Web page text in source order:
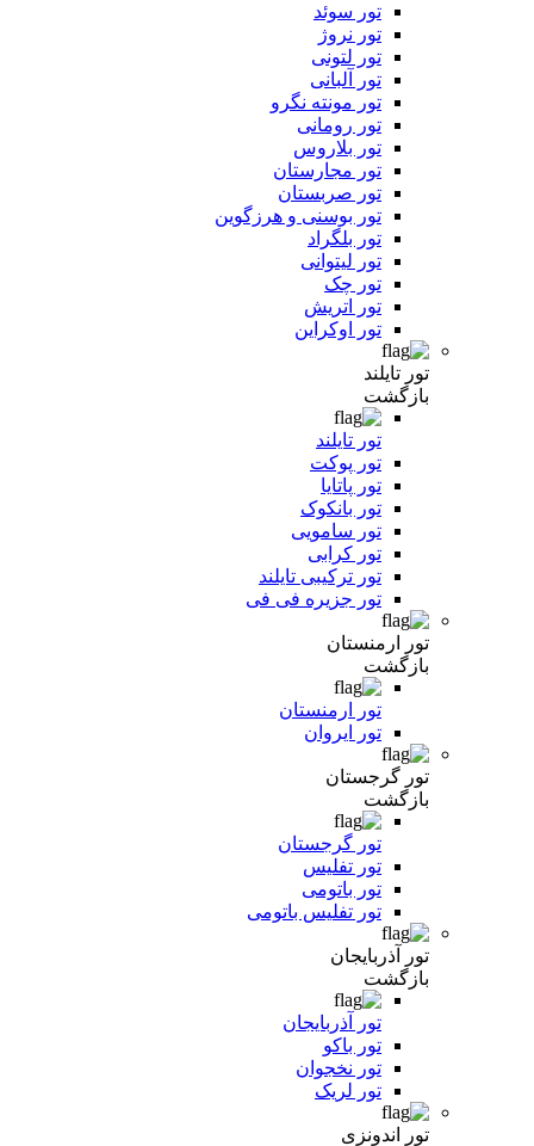
تور سوئد
تور نروژ
تور لتونی
تور آلبانی
تور مونته نگرو
تور رومانی
تور بلاروس
تور مجارستان
تور صربستان
تور بوسنی و هرزگوین
تور بلگراد
تور لیتوانی
تور چک
تور اتریش
تور اوکراین
تور تایلند
بازگشت
تور تایلند
تور پوکت
تور پاتایا
تور بانکوک
تور سامویی
تور کرابی
تور ترکیبی تایلند
تور جزیره فی فی
تور ارمنستان
بازگشت
تور ارمنستان
تور ایروان
تور گرجستان
بازگشت
تور گرجستان
تور تفلیس
تور باتومی
تور تفلیس باتومی
تور آذربایجان
بازگشت
تور آذربایجان
تور باکو
تور نخجوان
تور لریک
تور اندونزی